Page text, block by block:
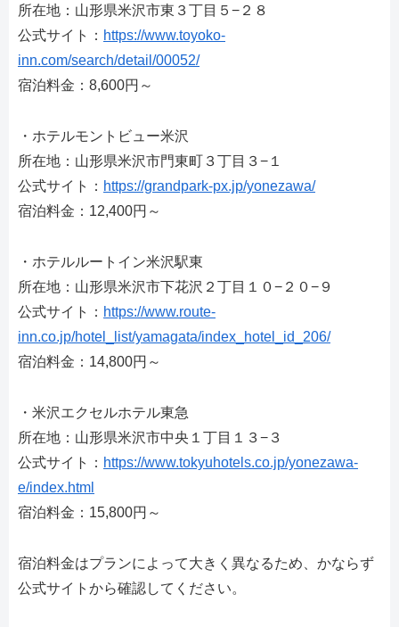
所在地：山形県米沢市東３丁目５−２８
公式サイト： https://www.toyoko-
inn.com/search/detail/00052/
宿泊料金：8,600円～
・ホテルモントビュー米沢
所在地：山形県米沢市門東町３丁目３−１
公式サイト： https://grandpark-px.jp/yonezawa/
宿泊料金：12,400円～
・ホテルルートイン米沢駅東
所在地：山形県米沢市下花沢２丁目１０−２０−９
公式サイト： https://www.route-
inn.co.jp/hotel_list/yamagata/index_hotel_id_206/
宿泊料金：14,800円～
・米沢エクセルホテル東急
所在地：山形県米沢市中央１丁目１３−３
公式サイト： https://www.tokyuhotels.co.jp/yonezawa-
e/index.html
宿泊料金：15,800円～
宿泊料金はプランによって大きく異なるため、かならず
公式サイトから確認してください。